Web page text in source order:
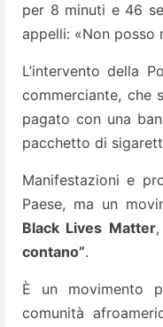
per 8 minuti e 46
appelli: «Non posso
L’intervento della
commerciante, che
pagato con una
pacchetto di
Manifestazioni e
Paese, ma un
Black Lives Matter,
contano”.
È un movimento
comunità